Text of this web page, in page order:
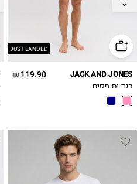
JUST LANDED
XL
119.90 ₪ JACK AND JONES
בגד ים פסים